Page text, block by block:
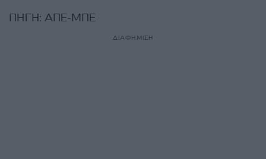
ΠΗΓΗ: ΑΠΕ-ΜΠΕ
ΔΙΑΦΗΜΙΣΗ